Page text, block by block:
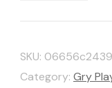
SKU:
Category: Gry